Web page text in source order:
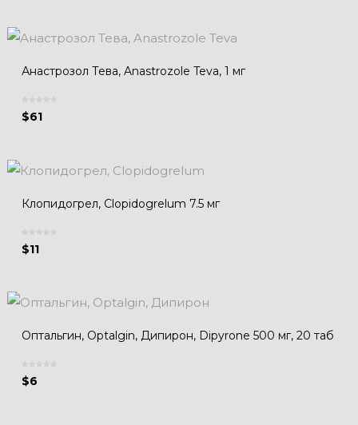
Анастрозол Тева, Anastrozole Teva, 1 мг
$61
Клопидогрел, Clopidogrelum 7.5 мг
$11
Оптальгин, Optalgin, Дипирон, Dipyrone 500 мг, 20 таб
$6